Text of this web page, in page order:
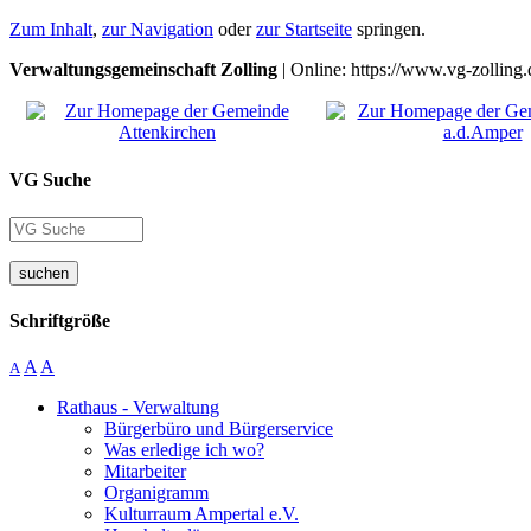
Zum Inhalt, zur Navigation oderzur Startseite springen.
Verwaltungsgemeinschaft Zolling | Online: https://www.vg-
VG Suche
suchen
Schriftgröße
A A A
Rathaus - Verwaltung
Bürgerbüro und Bürgerservice
Was erledige ich wo?
Mitarbeiter
Organigramm
Kulturraum Ampertal e.V.